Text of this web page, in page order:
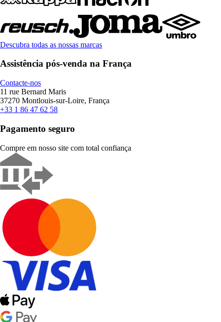
Descubra todas as nossas marcas
Assistência pós-venda na França
Contacte-nos
11 rue Bernard Maris
37270 Montlouis-sur-Loire, França
+33 1 86 47 62 58
Pagamento seguro
Compre em nosso site com total confiança